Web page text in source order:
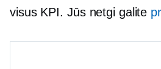
visus KPI. Jūs netgi galite